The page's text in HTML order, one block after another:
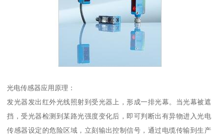
光电传感器应用原理：
发光器发出红外光线照射到受光器上，形成一排光幕。当光幕被遮
挡，受光器检测到某路光强度变化后，即可判断出有异物进入光电
传感器设定的危险区域，立刻输出控制信号，通过电缆传输到生产